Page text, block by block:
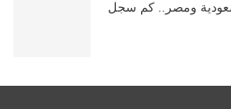
ومصر.. كم سجل